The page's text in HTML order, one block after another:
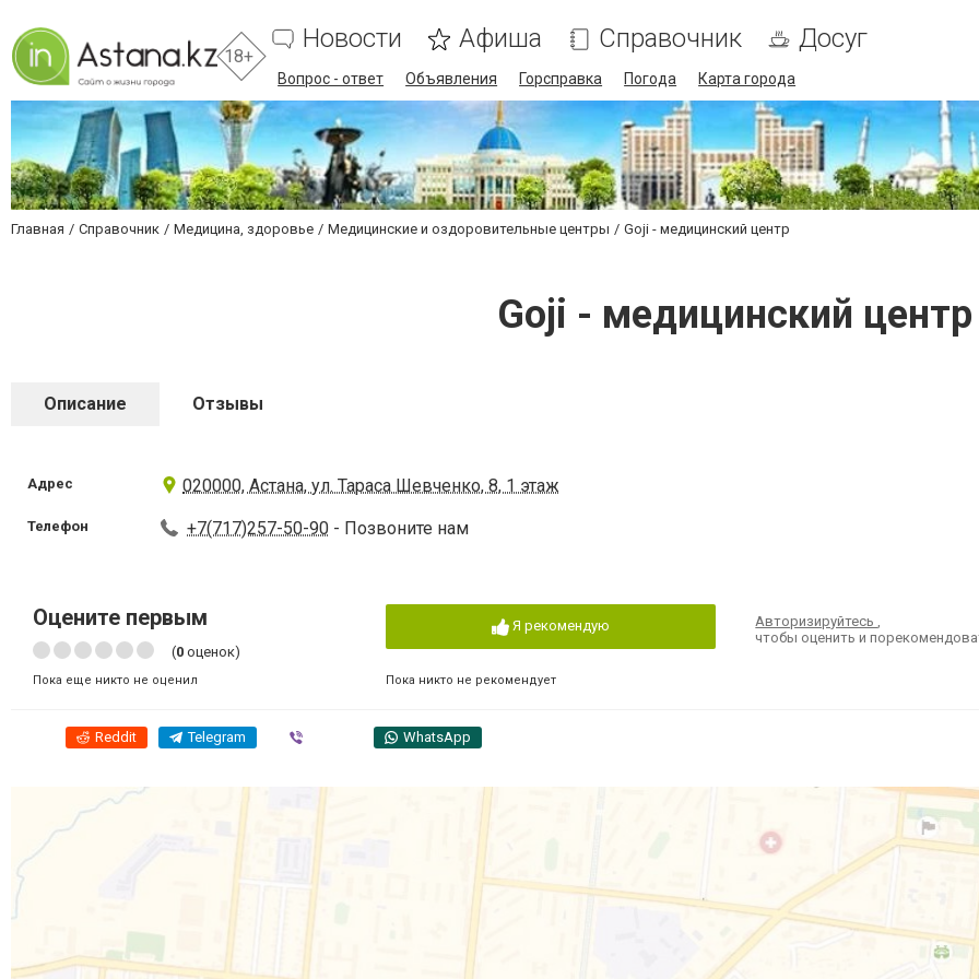
18+
Новости Афиша Справочник Досуг
Вопрос - ответ Объявления Горсправка Погода Карта города
Главная Справочник Медицина, здоровье Медицинские и оздоровительные центры Goji - медицинский центр
Goji - медицинский центр
Описание Отзывы
Адрес 020000, Астана, ул. Тараса Шевченко, 8, 1 этаж
Телефон +7(717)257-50-90 - Позвоните нам
Оцените первым
(0 оценок)
Пока еще никто не оценил
Я рекомендую
Пока никто не рекомендует
Авторизируйтесь,
чтобы оценить и
Reddit Telegram WhatsApp